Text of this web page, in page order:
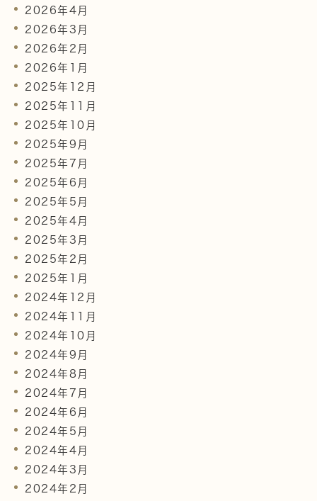
2026年4月
2026年3月
2026年2月
2026年1月
2025年12月
2025年11月
2025年10月
2025年9月
2025年7月
2025年6月
2025年5月
2025年4月
2025年3月
2025年2月
2025年1月
2024年12月
2024年11月
2024年10月
2024年9月
2024年8月
2024年7月
2024年6月
2024年5月
2024年4月
2024年3月
2024年2月